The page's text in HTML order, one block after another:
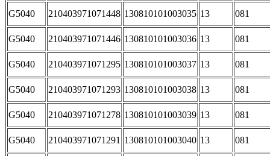
G5040 210403971071448 130810101003035 13 081
G5040 210403971071446 130810101003036 13 081
G5040 210403971071295 130810101003037 13 081
G5040 210403971071293 130810101003038 13 081
G5040 210403971071278 130810101003039 13 081
G5040 210403971071291 130810101003040 13 081